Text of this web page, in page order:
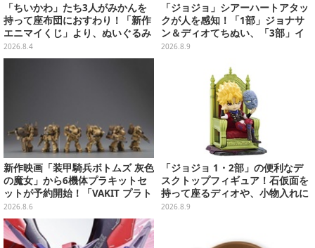
「ちいかわ」たち3人がみかんを
持って座布団におすわり！「新作
エニマイくじ」より、ぬいぐるみ
画像が初公開
2026.8.4
「ジョジョ」シアーハートアタッ
クが人を感知！「1部」ジョナサ
ン＆ディオてちぬい、「3部」イ
ギー＆クリームのなりきり帽子な
2026.8.9
新作映画「装甲騎兵ボトムズ 灰色
の魔女」から6機体プラキットセ
ットが予約開始！「VAKIT プラト
ーン」第1弾、各部関節可動仕様
2026.8.6
「ジョジョ 1・2部」の便利なデ
スクトップフィギュア！石仮面を
持って座るディオや、小物入れに
なるツェペリなどズラリ
2026.8.9